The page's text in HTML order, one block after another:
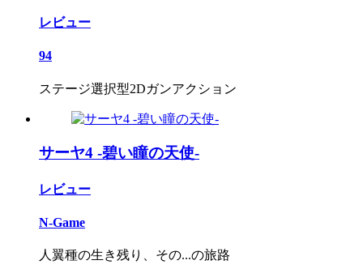
レビュー
94
ステージ選択型2Dガンアクション
サーヤ4 -碧い瞳の天使-
レビュー
N-Game
人翼種の生き残り、その...の旅路